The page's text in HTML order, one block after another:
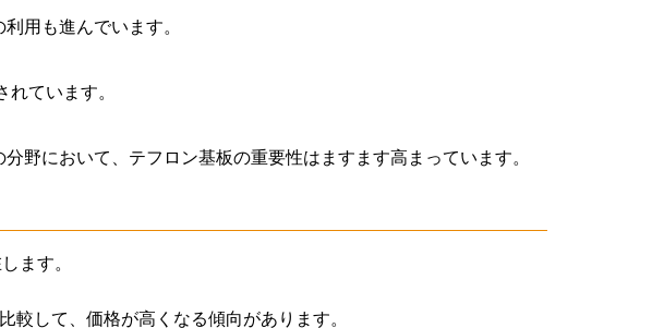
用も進んでいます。
ています。
野において、テフロン基板の重要性はますます高まっています。
ます。
較して、価格が高くなる傾向があります。